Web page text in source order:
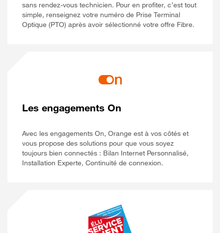
sans rendez-vous technicien. Pour en profiter, c’est tout
simple, renseignez votre numéro de Prise Terminal
Optique (PTO) après avoir sélectionné votre offre Fibre.
Les engagements On
Avec les engagements On, Orange est à vos côtés et
vous propose des solutions pour que vous soyez
toujours bien connectés : Bilan Internet Personnalisé,
Installation Experte, Continuité de connexion.